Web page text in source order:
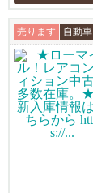
売ります 自動車